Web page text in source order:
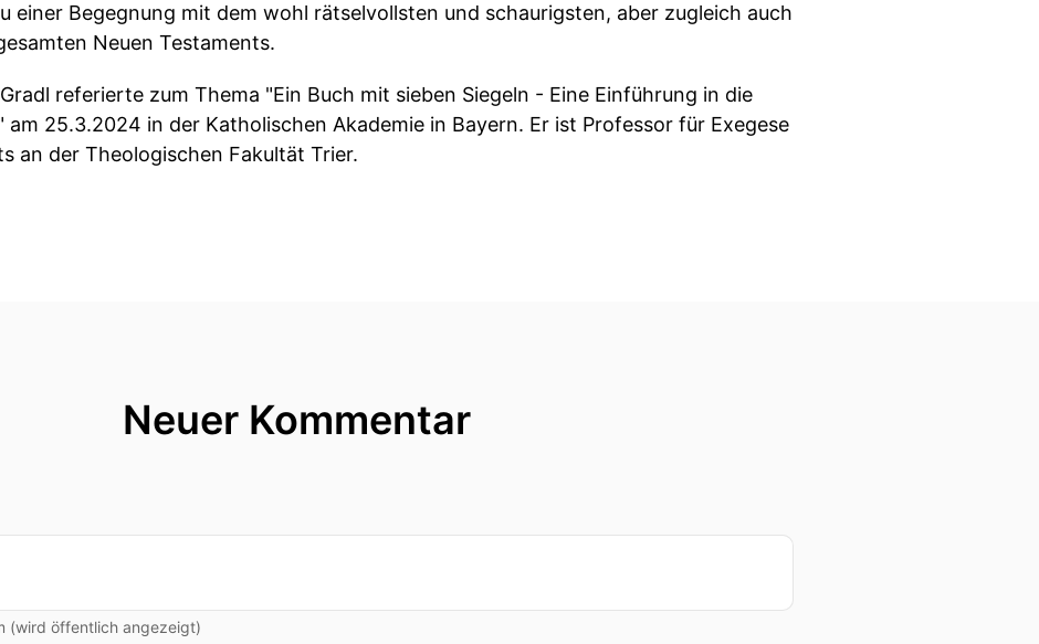
einer Begegnung mit dem wohl rätselvollsten und schaurigsten, aber zugleich auch
Neuen Testaments.
referierte zum Thema "Ein Buch mit sieben Siegeln - Eine Einführung in die
am 25.3.2024 in der Katholischen Akademie in Bayern. Er ist Professor für Exegese
an der Theologischen Fakultät Trier.
Neuer Kommentar
(wird öffentlich angezeigt)